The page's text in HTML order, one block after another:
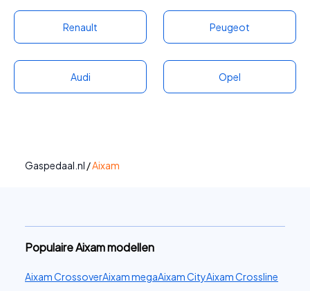
de Aixam Crossline zijn onder meer de Ligier
JS60 en Opel Rocks-e.
Renault Peugeot
Audi Opel
Gaspedaal.nl /Aixam
Populaire Aixam modellen
Aixam CrossoverAixam megaAixam CityAixam Crossline